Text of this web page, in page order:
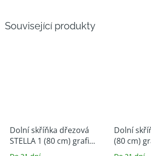
Související produkty
Dolní skříňka dřezová
STELLA 1 (80 cm) grafi
mat / dub artisan
Dolní
(80 cm)
artisan